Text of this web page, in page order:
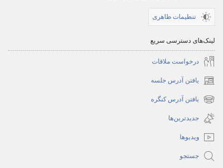
تنظیمات ظاهری
لینک‌های دسترسی سریع
درخواست ملاقات
یافتن آدرس جلسه
(پنجره‌ای
جدید
می‌شود)
یافتن آدرس کنگره
(پنجره‌ای
جدید
باز
می‌شود)
جدیدترین‌ها
ویدیوها
جستجو